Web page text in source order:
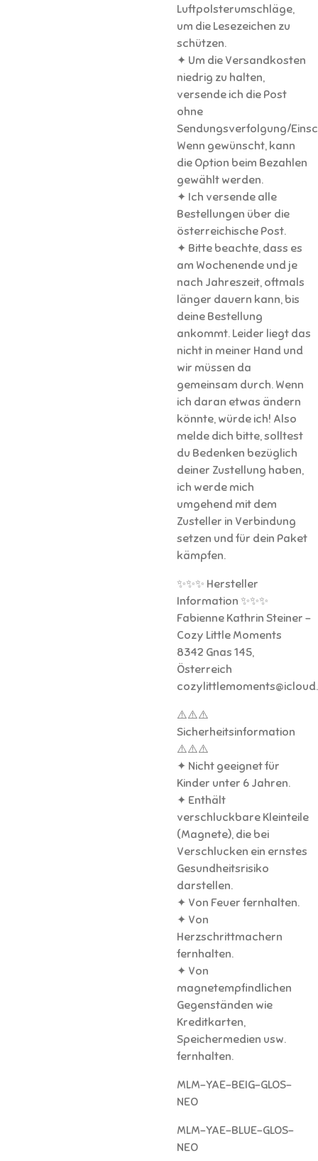
Luftpolsterumschläge,
um die Lesezeichen zu
schützen.
✦ Um die Versandkosten
niedrig zu halten,
versende ich die Post
ohne
Sendungsverfolgung/
Wenn gewünscht, kann
die Option beim Bezahlen
gewählt werden.
✦ Ich versende alle
Bestellungen über die
österreichische Post.
✦ Bitte beachte, dass es
am Wochenende und je
nach Jahreszeit, oftmals
länger dauern kann, bis
deine Bestellung
ankommt. Leider liegt das
nicht in meiner Hand und
wir müssen da
gemeinsam durch. Wenn
ich daran etwas ändern
könnte, würde ich! Also
melde dich bitte, solltest
du Bedenken bezüglich
deiner Zustellung haben,
ich werde mich
umgehend mit dem
Zusteller in Verbindung
setzen und für dein Paket
kämpfen.
✨✨✨ Hersteller
Information ✨✨✨
Fabienne Kathrin Steiner -
Cozy Little Moments
8342 Gnas 145,
Österreich
⚠️⚠️⚠️
Sicherheitsinformation
⚠️⚠️⚠️
✦ Nicht geeignet für
Kinder unter 6 Jahren.
✦ Enthält
verschluckbare Kleinteile
(Magnete), die bei
Verschlucken ein ernstes
Gesundheitsrisiko
darstellen.
✦ Von Feuer fernhalten.
✦ Von
Herzschrittmachern
fernhalten.
✦ Von
magnetempfindlichen
Gegenständen wie
Kreditkarten,
Speichermedien usw.
fernhalten.
MLM-YAE-BEIG-GLOS-
NEO
MLM-YAE-BLUE-GLOS-
NEO